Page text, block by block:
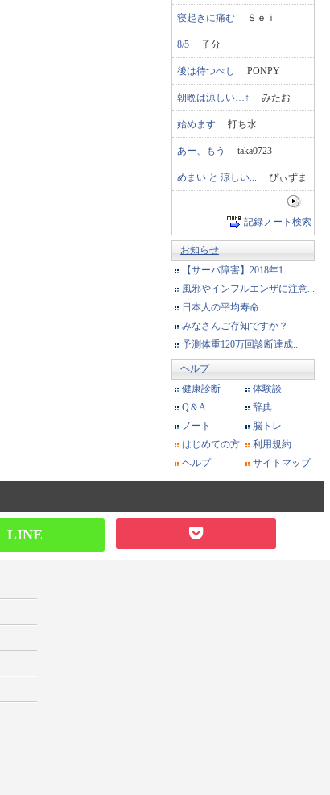
寝起きに痛む Ｓｅｉ
8/5 子分
後は待つべし PONPY
朝晩は涼しい…↑ みたお
始めます 打ち水
あー、もう taka0723
めまい と 涼しい... ぴぃずま
記録ノート検索
お知らせ
【サーバ障害】2018年1...
風邪やインフルエンザに注意...
日本人の平均寿命
みなさんご存知ですか？
予測体重120万回診断達成...
ヘルプ
健康診断
体験談
Q＆A
辞典
ノート
脳トレ
はじめての方
利用規約
ヘルプ
サイトマップ
LINE